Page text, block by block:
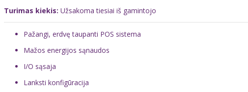
Turimas kiekis: Užsakoma tiesiai iš gamintojo
Pažangi, erdvę taupanti POS sistema
Mažos energijos sąnaudos
I/O sąsaja
Lanksti konfigūracija